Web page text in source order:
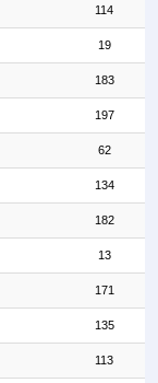
114
19
183
197
62
134
182
13
171
135
113